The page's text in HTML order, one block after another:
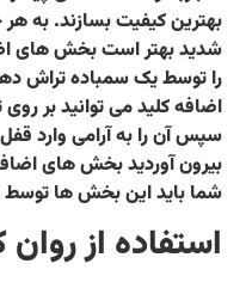
بهترین کیفیت بسازند. به
شدید بهتر است بخش های
را توسط یک سمباده تراش
اضافه کلید می توانید بر
سپس آن را به آرامی وارد
بیرون آوردید بخش های
شما باید این بخش ها
استفاده از روان